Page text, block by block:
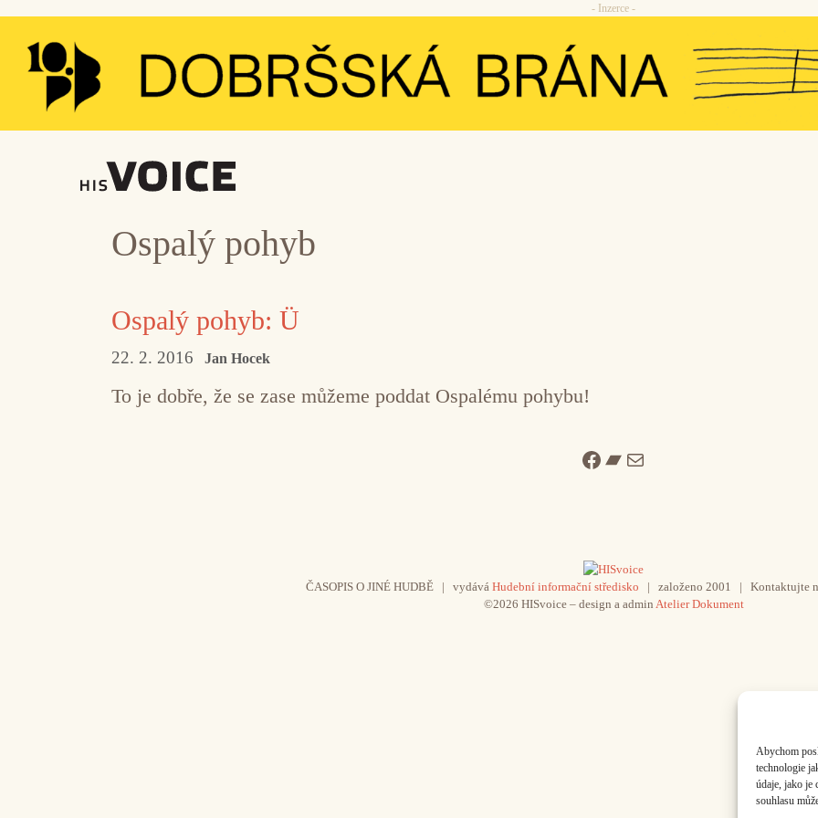
Abychom
technologie
údaje, jako je
souhlasu
Přeskočit
obsah
- Inzerce -
Ospalý pohyb
Ospalý pohyb: Ü
22. 2. 2016 Jan Hocek
To je dobře, že se zase můžeme poddat Ospalému pohybu!
Facebook
Bandcamp
Mail
ČASOPIS O JINÉ HUDBĚ | vydává Hudební informační středisko | založeno 2001 | Kontaktujte
©2026 HISvoice – design a admin Atelier Dokument